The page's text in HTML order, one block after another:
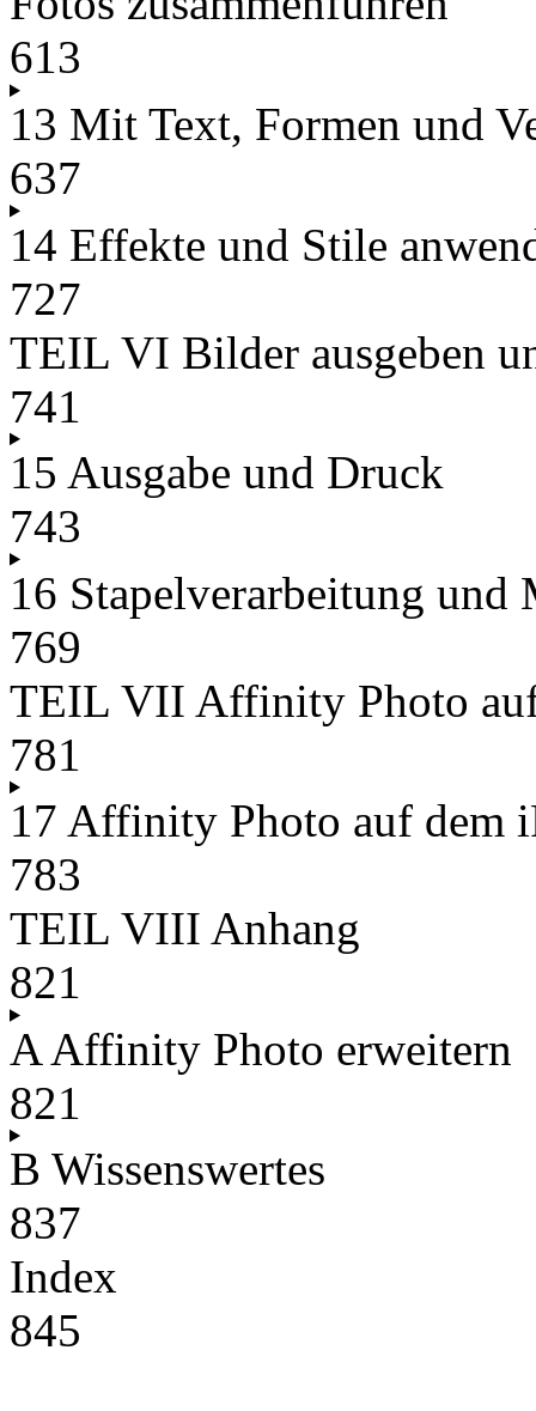
613
13 Mit Text, Formen und
637
14 Effekte und Stile
727
TEIL VI Bilder ausgeben
741
15 Ausgabe und Druck
743
16 Stapelverarbeitung und
769
TEIL VII Affinity Photo
781
17 Affinity Photo auf dem
783
TEIL VIII Anhang
821
A Affinity Photo erweitern
821
B Wissenswertes
837
Index
845